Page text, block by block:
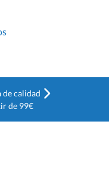
de calidad
de 99€